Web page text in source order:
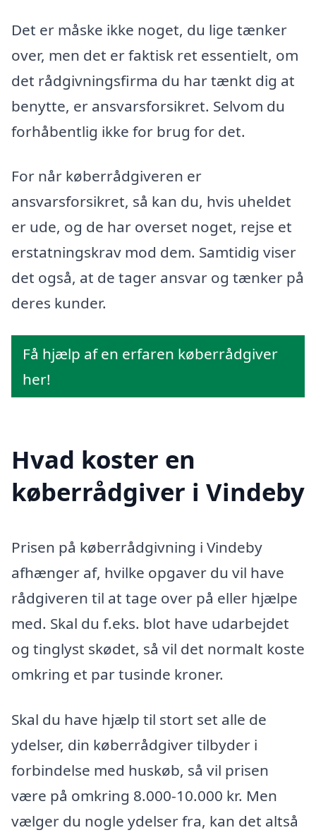
Det er måske ikke noget, du lige tænker
over, men det er faktisk ret essentielt, om
det rådgivningsfirma du har tænkt dig at
benytte, er ansvarsforsikret. Selvom du
forhåbentlig ikke for brug for det.
For når køberrådgiveren er
ansvarsforsikret, så kan du, hvis uheldet
er ude, og de har overset noget, rejse et
erstatningskrav mod dem. Samtidig viser
det også, at de tager ansvar og tænker på
deres kunder.
Få hjælp af en erfaren køberrådgiver
her!
Hvad koster en
køberrådgiver i Vindeby
Prisen på køberrådgivning i Vindeby
afhænger af, hvilke opgaver du vil have
rådgiveren til at tage over på eller hjælpe
med. Skal du f.eks. blot have udarbejdet
og tinglyst skødet, så vil det normalt koste
omkring et par tusinde kroner.
Skal du have hjælp til stort set alle de
ydelser, din køberrådgiver tilbyder i
forbindelse med huskøb, så vil prisen
være på omkring 8.000-10.000 kr. Men
vælger du nogle ydelser fra, kan det altså